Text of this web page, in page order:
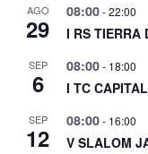
AGO
29
08:00-22:00
I RS TIERRA
SEP
6
08:00- 18:00
I TC
SEP
12
08:00- 16:00
V SLALOM